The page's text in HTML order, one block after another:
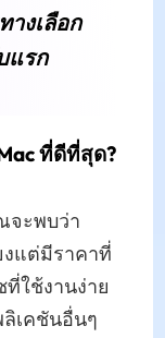
งเลือก
แรก
ที่ดีที่สุด?
ะพบว่า
งแต่มีราคาที่
ใช้งานง่าย
เคชันอื่นๆ